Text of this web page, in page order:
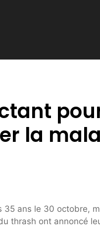
la
35 ans le 30 octobre,
thrash ont annoncé